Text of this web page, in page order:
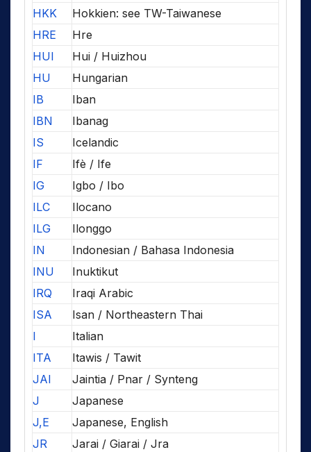
HKK
Hokkien: see TW-Taiwanese
HRE
Hre
HUI
Hui / Huizhou
HU
Hungarian
IB
Iban
IBN
Ibanag
IS
Icelandic
IF
Ifè / Ife
IG
Igbo / Ibo
ILC
Ilocano
ILG
Ilonggo
IN
Indonesian / Bahasa Indonesia
INU
Inuktikut
IRQ
Iraqi Arabic
ISA
Isan / Northeastern Thai
I
Italian
ITA
Itawis / Tawit
JAI
Jaintia / Pnar / Synteng
J
Japanese
J,E
Japanese, English
JR
Jarai / Giarai / Jra